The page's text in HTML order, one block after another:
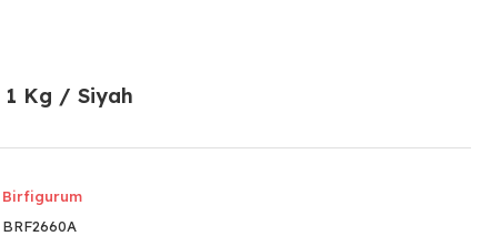
1 Kg / Siyah
Birfigurum
BRF2660A